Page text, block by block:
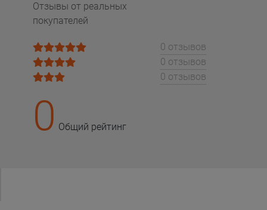
Отзывы от реальных
покупателей
0 отзывов
0 отзывов
0 отзывов
0 Общий рейтинг